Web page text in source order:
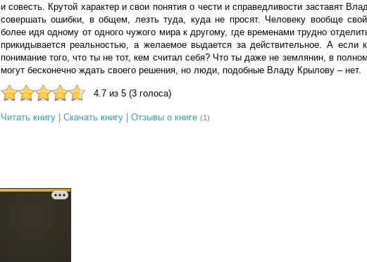
и совесть. Крутой характер и свои понятия о чести и справедливости заставят
совершать ошибки, в общем, лезть туда, куда не просят. Человеку вообще
более идя одному от одного чужого мира к другому, где временами трудно
прикидывается реальностью, а желаемое выдается за действительное. А если
понимание того, что ты не тот, кем считал себя? Что ты даже не землянин, в
могут бесконечно ждать своего решения, но люди, подобные Владу Крылову – нет.
4.7 из 5 (3 голоса)
Читать книгу| Скачать книгу| Отзывы о книге (1)